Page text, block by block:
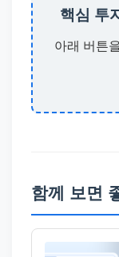
핵심 투
아래 버튼
함께 보면